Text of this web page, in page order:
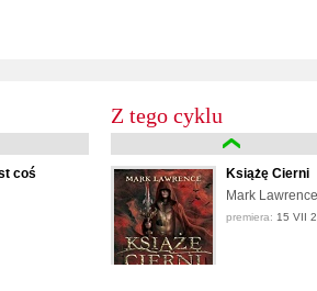
coś
Z tego cyklu
Książę Cierni
Mark Lawrence
premiera: 15 VII